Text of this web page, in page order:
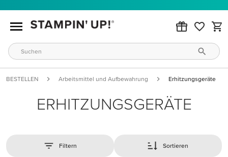
BESTELLEN Arbeitsmittel und Aufbewahrung Erhitzungsgeräte
ERHITZUNGSGERÄTE
Filtern Sortieren